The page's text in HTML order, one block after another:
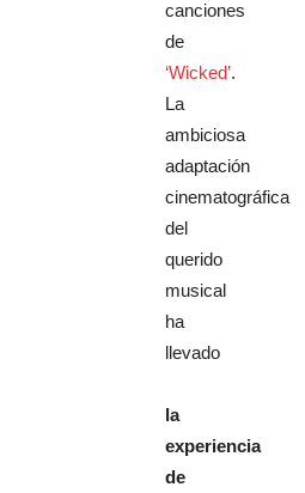
canciones
de
‘Wicked’.
La
ambiciosa
adaptación
cinematográfica
del
querido
musical
ha
llevado
la
experiencia
de